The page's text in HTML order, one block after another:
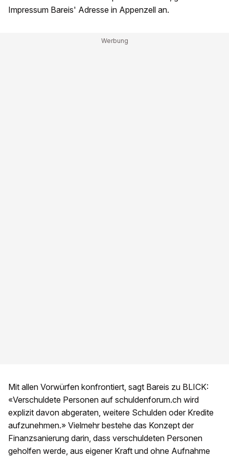
Impressum Bareis' Adresse in Appenzell an.
Mit allen Vorwürfen konfrontiert, sagt Bareis zu BLICK:
«Verschuldete Personen auf schuldenforum.ch wird
explizit davon abgeraten, weitere Schulden oder Kredite
aufzunehmen.» Vielmehr bestehe das Konzept der
Finanzsanierung darin, dass verschuldeten Personen
geholfen werde, aus eigener Kraft und ohne Aufnahme